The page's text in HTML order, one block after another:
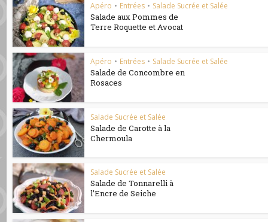
Apéro • Entrées • Salade Sucrée et Salée
Salade aux Pommes de
Terre Roquette et Avocat
Apéro • Entrées • Salade Sucrée et Salée
Salade de Concombre en
Rosaces
Salade Sucrée et Salée
Salade de Carotte à la
Chermoula
Salade Sucrée et Salée
Salade de Tonnarelli à
l’Encre de Seiche